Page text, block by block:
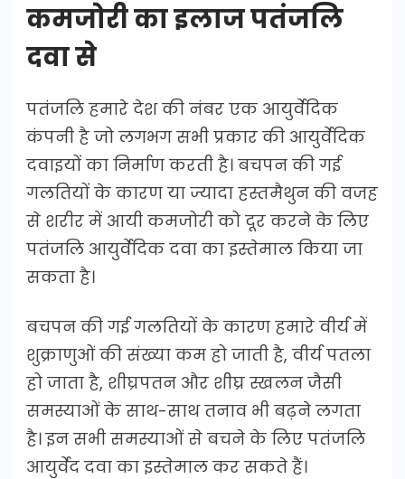
कमजोरी का इलाज पतंजलि
दवा से
पतंजलि हमारे देश की नंबर एक आयुर्वेदिक
कंपनी है जो लगभग सभी प्रकार की आयुर्वेदिक
दवाइयों का निर्माण करती है। बचपन की गई
गलतियों के कारण या ज्यादा हस्तमैथुन की वजह
से शरीर में आयी कमजोरी को दूर करने के लिए
पतंजलि आयुर्वेदिक दवा का इस्तेमाल किया जा
सकता है।
बचपन की गई गलतियों के कारण हमारे वीर्य में
शुक्राणुओं की संख्या कम हो जाती है, वीर्य पतला
हो जाता है, शीघ्रपतन और शीघ्र स्खलन जैसी
समस्याओं के साथ-साथ तनाव भी बढ़ने लगता
है। इन सभी समस्याओं से बचने के लिए पतंजलि
आयुर्वेद दवा का इस्तेमाल कर सकते हैं।